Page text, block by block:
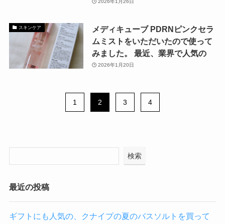
2026年1月26日
スキンケア
メディキューブ PDRNピンクセラ
ムミストをいただいたので使って
みました。 最近、業界で人気の
2026年1月20日
1 2 3 4
検索
最近の投稿
ギフトにも人気の、クナイプの夏のバスソルトを買って